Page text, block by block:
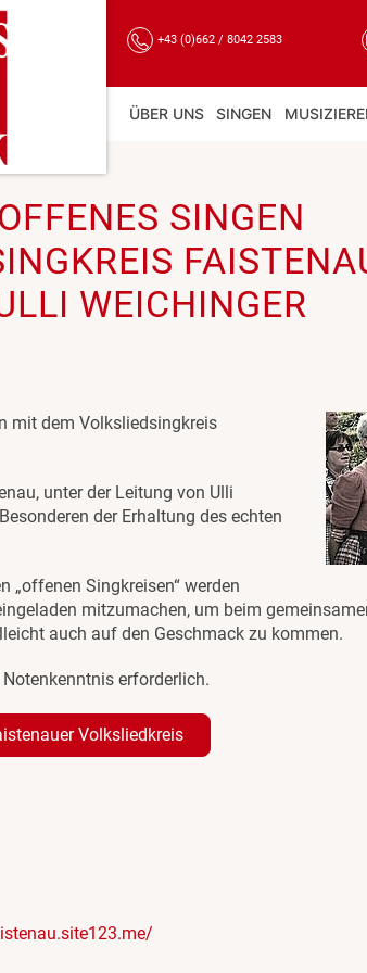
+43 (0)662 / 8042 2583
ÜBER UNS SINGEN
SINGEN
WEICHINGER
mit dem Volksliedsingkreis
unter der Leitung von Ulli
der Erhaltung des echten
„offenen Singkreisen“ werden
mitzumachen, um beim
auch auf den Geschmack zu kommen.
erforderlich.
Volksliedkreis